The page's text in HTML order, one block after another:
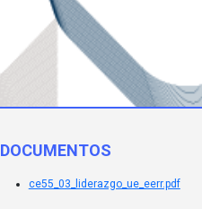
DOCUMENTOS
ce55_03_liderazgo_ue_eerr.pdf